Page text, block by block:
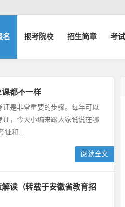
名 报考院校 招生简章 考
都不一样
是非常重要的步骤。每年可以
，今天小编来跟大家说说在哪
证和...
阅读全文
读（转载于安徽省教育招